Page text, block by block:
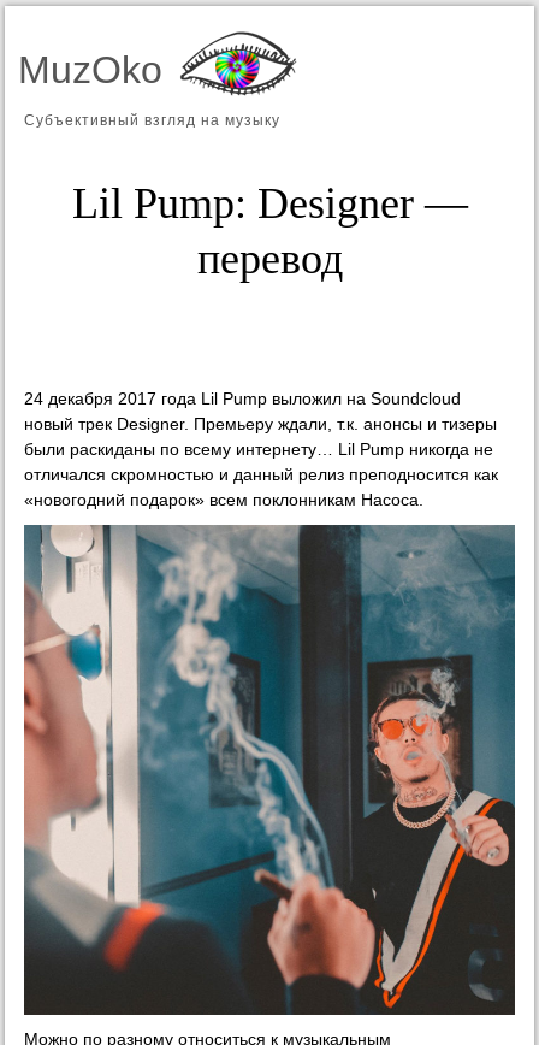
MuzOko
Субъективный взгляд на музыку
Lil Pump: Designer —
перевод
24 декабря 2017 года Lil Pump выложил на Soundcloud
новый трек Designer. Премьеру ждали, т.к. анонсы и тизеры
были раскиданы по всему интернету… Lil Pump никогда не
отличался скромностью и данный релиз преподносится как
«новогодний подарок» всем поклонникам Насоса.
Можно по разному относиться к музыкальным